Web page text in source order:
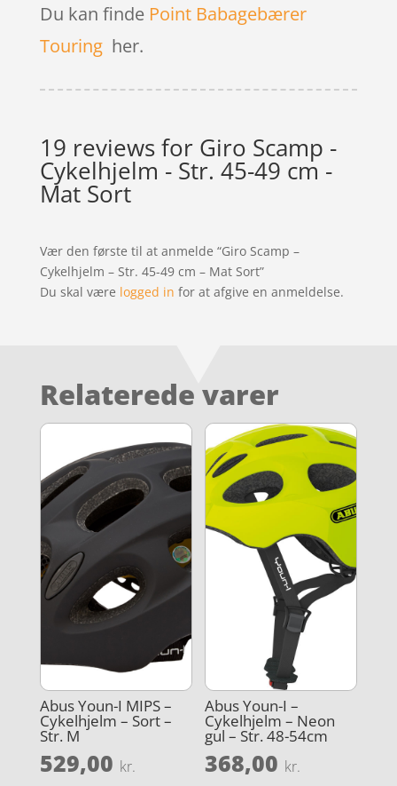
Du kan finde Point Babagebærer
Touringher.
19 reviews for Giro Scamp -
Cykelhjelm - Str. 45-49 cm -
Mat Sort
Vær den første til at anmelde “Giro Scamp –
Cykelhjelm – Str. 45-49 cm – Mat Sort”
Du skal være logged in for at afgive en anmeldelse.
Relaterede varer
Abus Youn-I MIPS –
Cykelhjelm – Sort –
Str. M
529,00 kr.
Abus Youn-I –
Cykelhjelm – Neon
gul – Str. 48-54cm
368,00 kr.